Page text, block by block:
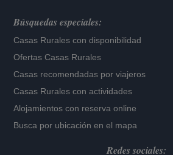
Búsquedas especiales:
Casas Rurales con disponibilidad
Ofertas Casas Rurales
Casas recomendadas por viajeros
Casas Rurales con actividades
Alojamientos con reserva online
Busca por ubicación en el mapa
Redes sociales: